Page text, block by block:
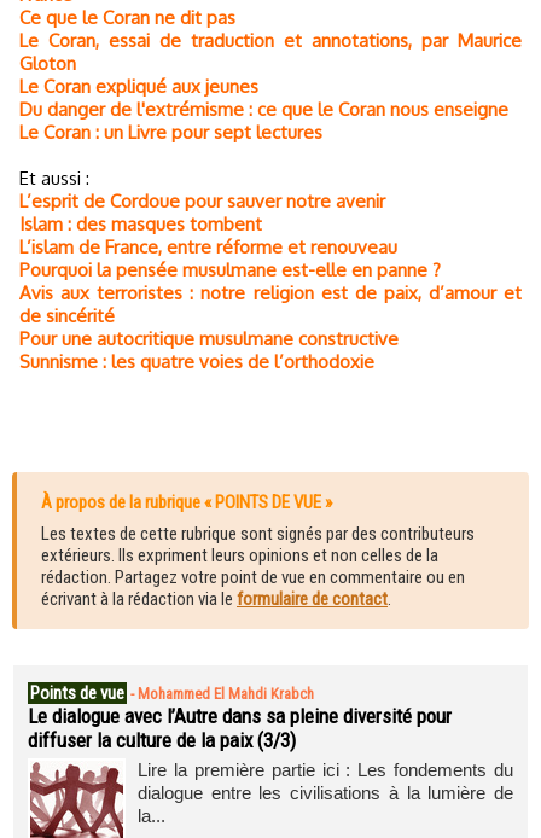
Ce que le Coran ne dit pas
Le Coran, essai de traduction et annotations, par Maurice
Gloton
Le Coran expliqué aux jeunes
Du danger de l'extrémisme : ce que le Coran nous enseigne
Le Coran : un Livre pour sept lectures
Et aussi :
L’esprit de Cordoue pour sauver notre avenir
Islam : des masques tombent
L’islam de France, entre réforme et renouveau
Pourquoi la pensée musulmane est-elle en panne ?
Avis aux terroristes : notre religion est de paix, d’amour et
de sincérité
Pour une autocritique musulmane constructive
Sunnisme : les quatre voies de l’orthodoxie
À propos de la rubrique « POINTS DE VUE »
Les textes de cette rubrique sont signés par des contributeurs
extérieurs. Ils expriment leurs opinions et non celles de la
rédaction. Partagez votre point de vue en commentaire ou en
écrivant à la rédaction via le formulaire de contact.
Points de vue - Mohammed El Mahdi Krabch
Le dialogue avec l’Autre dans sa pleine diversité pour
diffuser la culture de la paix (3/3)
Lire la première partie ici : Les fondements du
dialogue entre les civilisations à la lumière de
la...